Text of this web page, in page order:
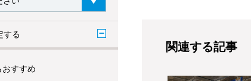
する
すすめ
関連する記事